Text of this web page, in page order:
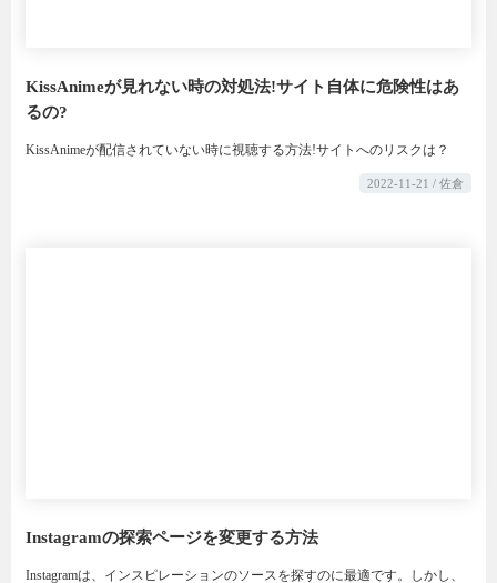
KissAnimeが見れない時の対処法!サイト自体に危険性はあ
るの?
KissAnimeが配信されていない時に視聴する方法!サイトへのリスクは？
2022-11-21 / 佐倉
Instagramの探索ページを変更する方法
Instagramは、インスピレーションのソースを探すのに最適です。しかし、